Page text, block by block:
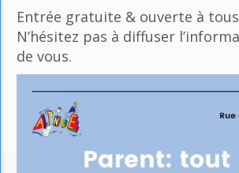
Entrée gratuite & ouverte à
N’hésitez pas à diffuser
de vous.